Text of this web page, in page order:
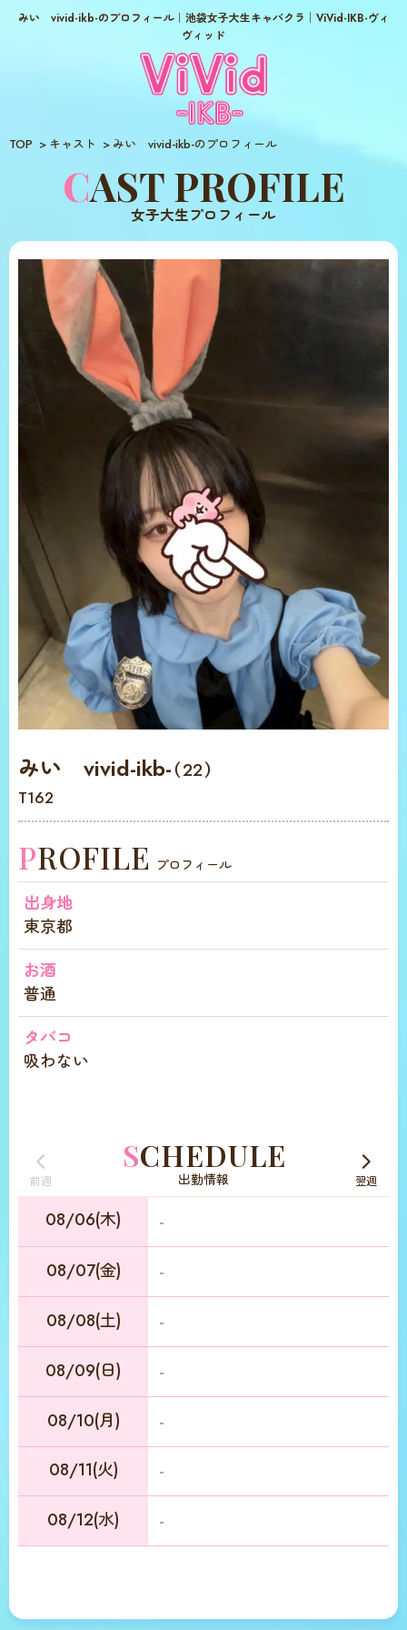
みい vivid-ikb-のプロフィール｜池袋女子大生キャバクラ│ViVid-IKB-ヴィ
ヴィッド
TOP キャスト みい vivid-ikb-のプロフィール
CAST PROFILE
女子大生プロフィール
みい vivid-ikb-（22）
T162
PROFILE プロフィール
出身地
東京都
お酒
普通
タバコ
吸わない
SCHEDULE
出勤情報
前週 翌週
08/06(木) -
08/07(金) -
08/08(土) -
08/09(日) -
08/10(月) -
08/11(火) -
08/12(水) -